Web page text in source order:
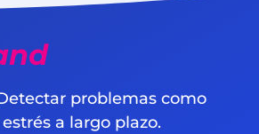
problemas como
a largo plazo.